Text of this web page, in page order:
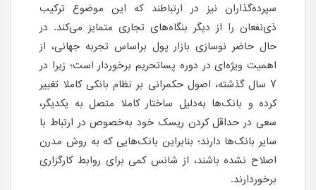
سپرده‌گذاران نیز در ارتباطند که این موضوع ترکیب
ذی‌نفعان را از دیگر بنگاه‌های تجاری متمایز می‌کند. در
حال حاضر نوسازی بازار پول براساس تجربه جهانی، از
اهمیت ویژه‌ای در دوره پساتحریم برخوردار است؛ زیرا در
7 سال گذشته، اصول حکمرانی بر نظام بانکی کاملا تغییر
کرده و بانک‌ها به‌دلیل ساختار کاملا متصل به یکدیگر،
سعی در حداقل کردن ریسک خود به‌خصوص در ارتباط با
سایر بانک‌ها دارند؛ بنابراین بانک‌هایی که به روش مدرن
اصلاح نشده باشند، از شانس کمی برای روابط کارگزاری
برخوردارند.